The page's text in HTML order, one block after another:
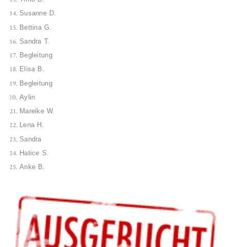
Susanne D.
Bettina G.
Sandra T.
Begleitung
Elisa B.
Begleitung
Aylin
Mareike W.
Lena H.
Sandra
Hatice S.
Anke B.